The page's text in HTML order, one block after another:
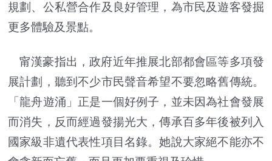
規劃、公私營合作及良好管理，為市民及遊客發掘
更多體驗及景點。
甯漢豪指出，政府近年推展北部都會區等多項發
展計劃，聽到不少市民聲音希望不要忽略舊傳統。
「龍舟遊涌」正是一個好例子，並未因為社會發展
而消失，反而經過發揚光大，傳承百多年後被列入
國家級非遺代表性項目名錄。她說大家絕不能亦不